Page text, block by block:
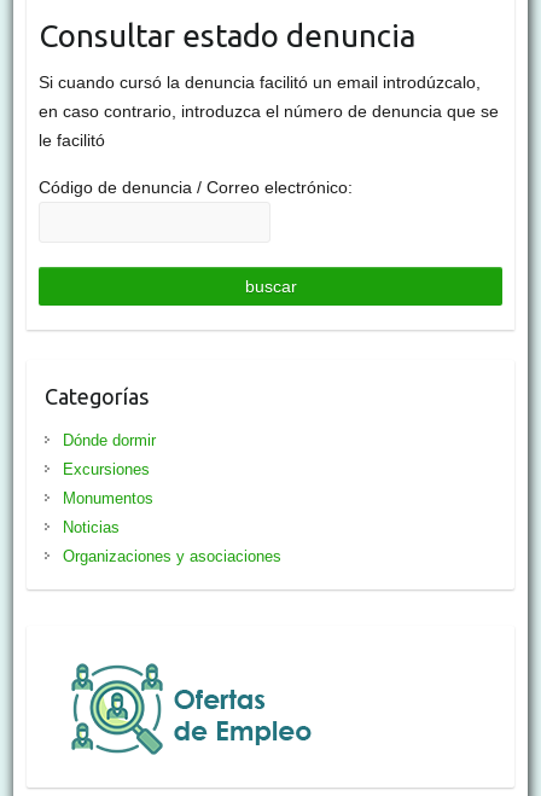
Consultar estado denuncia
Si cuando cursó la denuncia facilitó un email introdúzcalo,
en caso contrario, introduzca el número de denuncia que se
le facilitó
Código de denuncia / Correo electrónico:
Categorías
Dónde dormir
Excursiones
Monumentos
Noticias
Organizaciones y asociaciones